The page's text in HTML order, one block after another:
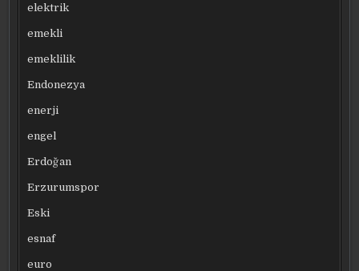
elektrik
emekli
emeklilik
Endonezya
enerji
engel
Erdoğan
Erzurumspor
Eski
esnaf
euro